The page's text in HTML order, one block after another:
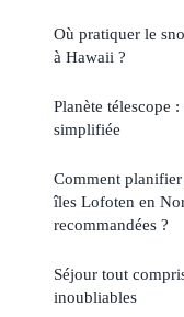
Où pratiquer le
à Hawaii ?
Planète télescope
simplifiée
Comment
îles Lofoten en
recommandées ?
Séjour tout
inoubliables